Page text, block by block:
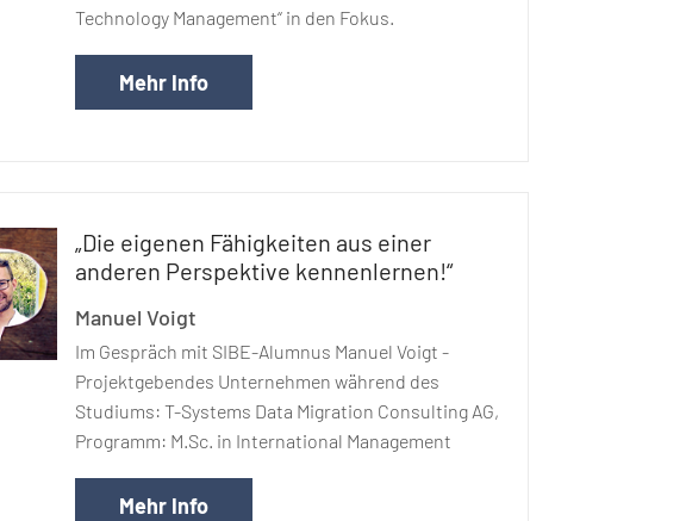
Technology Management“ in den Fokus.
Mehr Info
„Die eigenen Fähigkeiten aus einer
anderen Perspektive kennenlernen!“
Manuel Voigt
Im Gespräch mit SIBE-Alumnus Manuel Voigt -
Projektgebendes Unternehmen während des
Studiums: T-Systems Data Migration Consulting AG,
Programm: M.Sc. in International Management
Mehr Info